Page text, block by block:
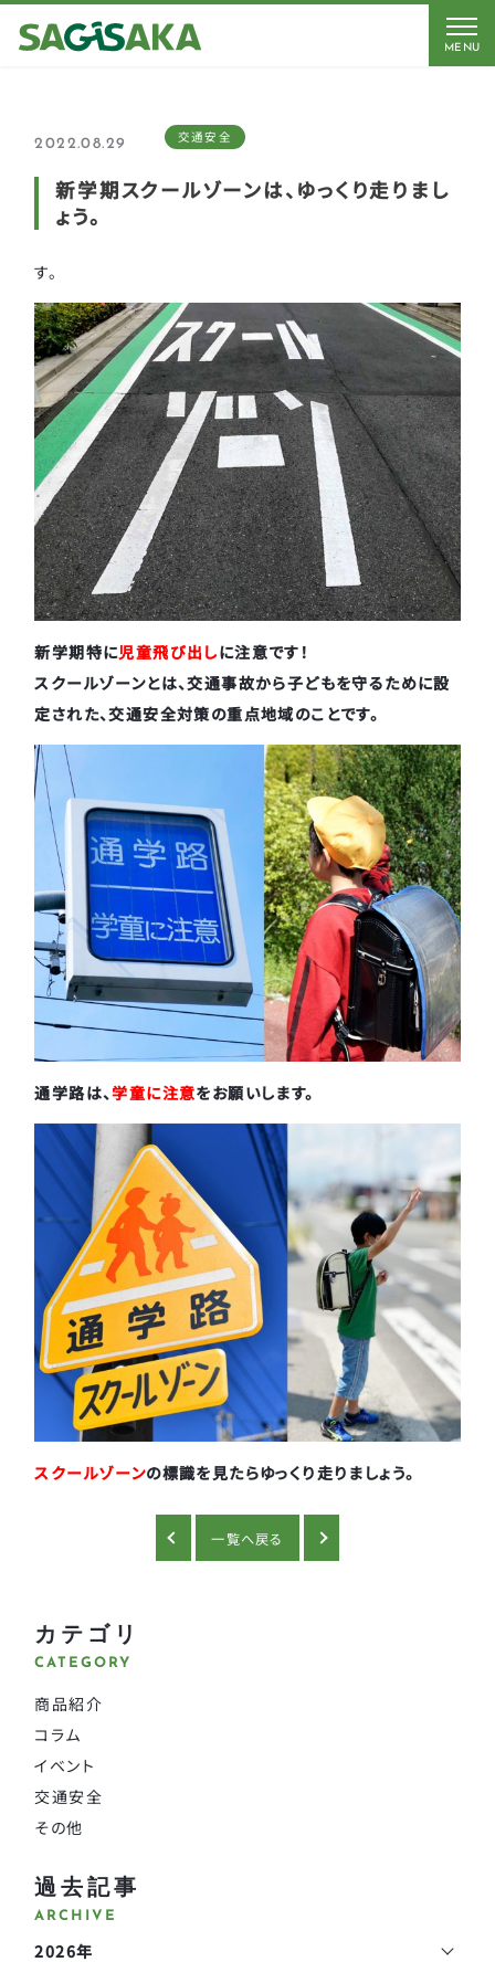
MENU
2022.08.29 交通安全
新学期スクールゾーンは、ゆっくり走りまし
ょう。
す。
新学期特に児童飛び出しに注意です！
スクールゾーンとは、交通事故から子どもを守るために設
定された、交通安全対策の重点地域のことです。
通学路は、学童に注意をお願いします。
スクールゾーンの標識を見たらゆっくり走りましょう。
一覧へ戻る
カテゴリ
CATEGORY
商品紹介
コラム
イベント
交通安全
その他
過去記事
ARCHIVE
2026年